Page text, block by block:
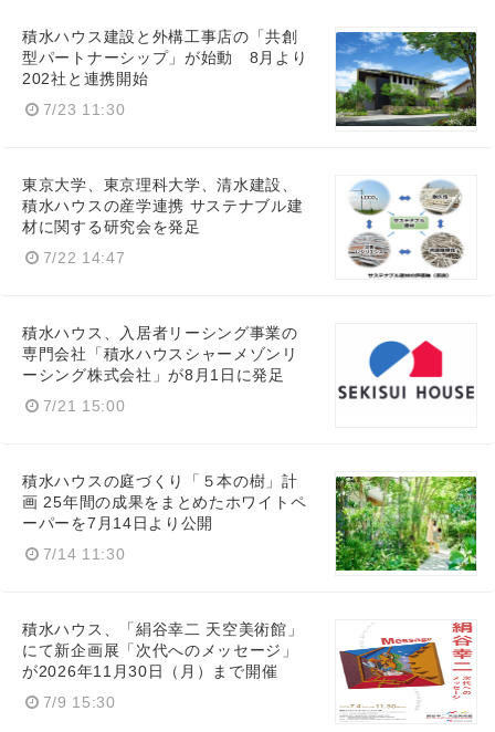
積水ハウス建設と外構工事店の「共創
型パートナーシップ」が始動 8月より
202社と連携開始
7/23 11:30
東京大学、東京理科大学、清水建設、
積水ハウスの産学連携 サステナブル建
材に関する研究会を発足
7/22 14:47
積水ハウス、入居者リーシング事業の
専門会社「積水ハウスシャーメゾンリ
ーシング株式会社」が8月1日に発足
7/21 15:00
積水ハウスの庭づくり「５本の樹」計
画 25年間の成果をまとめたホワイトペ
ーパーを7月14日より公開
7/14 11:30
積水ハウス、「絹谷幸二 天空美術館」
にて新企画展「次代へのメッセージ」
が2026年11月30日（月）まで開催
7/9 15:30